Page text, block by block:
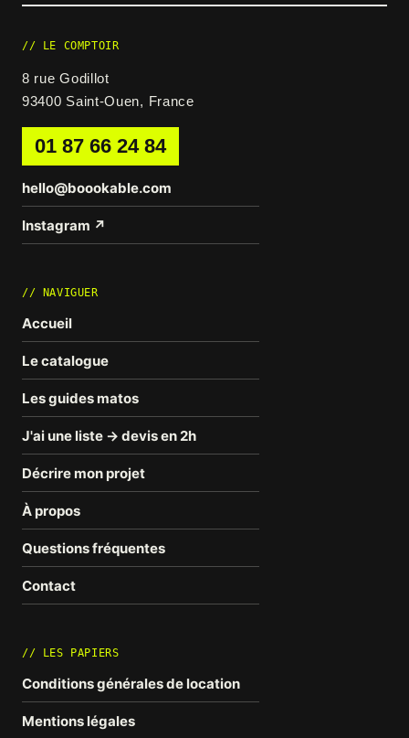
// LE COMPTOIR
8 rue Godillot
93400 Saint-Ouen, France
01 87 66 24 84
hello@boookable.com
Instagram ↗
// NAVIGUER
Accueil
Le catalogue
Les guides matos
J'ai une liste → devis en 2h
Décrire mon projet
À propos
Questions fréquentes
Contact
// LES PAPIERS
Conditions générales de location
Mentions légales